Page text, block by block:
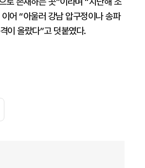
어 “아울러 강남 압구정이나 송파
이 올랐다”고 덧붙였다.